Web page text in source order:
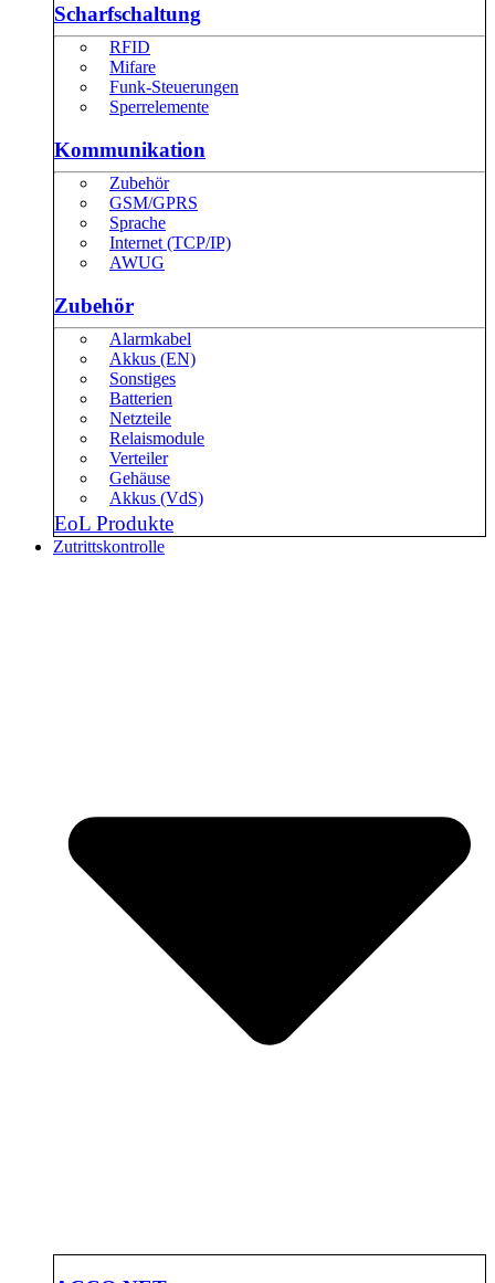
Scharfschaltung
RFID
Mifare
Funk-Steuerungen
Sperrelemente
Kommunikation
Zubehör
GSM/GPRS
Sprache
Internet (TCP/IP)
AWUG
Zubehör
Alarmkabel
Akkus (EN)
Sonstiges
Batterien
Netzteile
Relaismodule
Verteiler
Gehäuse
Akkus (VdS)
EoL Produkte
Zutrittskontrolle